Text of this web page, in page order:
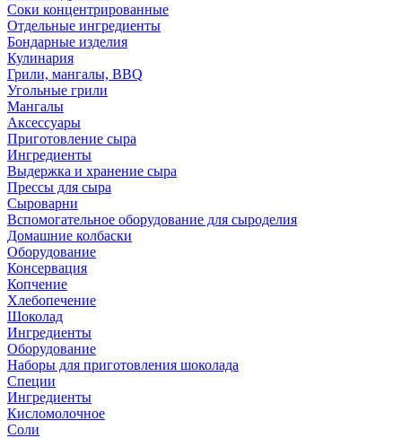
Соки концентрированные
Отдельные ингредиенты
Бондарные изделия
Кулинария
Грили, мангалы, BBQ
Угольные грили
Мангалы
Аксессуары
Приготовление сыра
Ингредиенты
Выдержка и хранение сыра
Прессы для сыра
Сыроварни
Вспомогательное оборудование для сыроделия
Домашние колбаски
Оборудование
Консервация
Копчение
Хлебопечение
Шоколад
Ингредиенты
Оборудование
Наборы для приготовления шоколада
Специи
Ингредиенты
Кисломолочное
Соли